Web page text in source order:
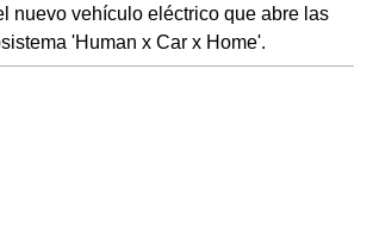
nuevo vehículo eléctrico que abre las
'Human x Car x Home'.